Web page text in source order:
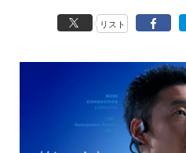
リスト